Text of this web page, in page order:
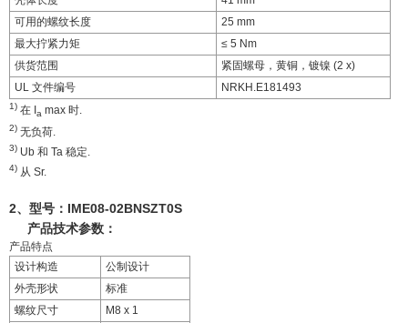
可用的螺纹长度
25 mm
最大拧紧力矩
≤ 5 Nm
供货范围
紧固螺母，黄铜，镀镍 (2 x)
UL 文件编号
NRKH.E181493
1) 在 I a max 时.
2) 无负荷.
3) Ub 和 Ta 稳定.
4) 从 Sr.
2、型号： IME08-02BNSZT0S
产品技术参数：
产品特点
设计构造
公制设计
外壳形状
标准
螺纹尺寸
M8 x 1